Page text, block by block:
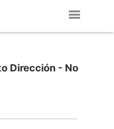
Dirección - No